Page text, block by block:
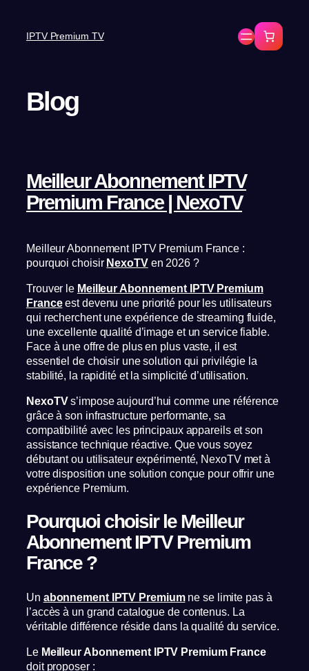
IPTV Premium TV
Blog
Meilleur Abonnement IPTV
Premium France | NexoTV
Meilleur Abonnement IPTV Premium France :
pourquoi choisir NexoTVen 2026 ?
Trouver le Meilleur Abonnement IPTV Premium
Franceest devenu une priorité pour les utilisateurs
qui recherchent une expérience de streaming fluide,
une excellente qualité d’image et un service fiable.
Face à une offre de plus en plus vaste, il est
essentiel de choisir une solution qui privilégie la
stabilité, la rapidité et la simplicité d’utilisation.
NexoTVs’impose aujourd’hui comme une référence
grâce à son infrastructure performante, sa
compatibilité avec les principaux appareils et son
assistance technique réactive. Que vous soyez
débutant ou utilisateur expérimenté, NexoTV met à
votre disposition une solution conçue pour offrir une
expérience Premium.
Pourquoi choisir le Meilleur
Abonnement IPTV Premium
France ?
Un abonnement IPTV Premiumne se limite pas à
l’accès à un grand catalogue de contenus. La
véritable différence réside dans la qualité du service.
Le Meilleur Abonnement IPTV Premium France
doit proposer :